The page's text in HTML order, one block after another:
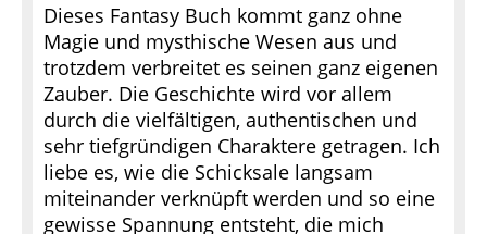
Dieses Fantasy Buch kommt ganz ohne
Magie und mysthische Wesen aus und
trotzdem verbreitet es seinen ganz eigenen
Zauber. Die Geschichte wird vor allem
durch die vielfältigen, authentischen und
sehr tiefgründigen Charaktere getragen. Ich
liebe es, wie die Schicksale langsam
miteinander verknüpft werden und so eine
gewisse Spannung entsteht, die mich